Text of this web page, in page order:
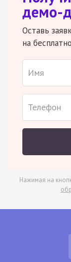
демо-
Оставь
на
Нажимая на